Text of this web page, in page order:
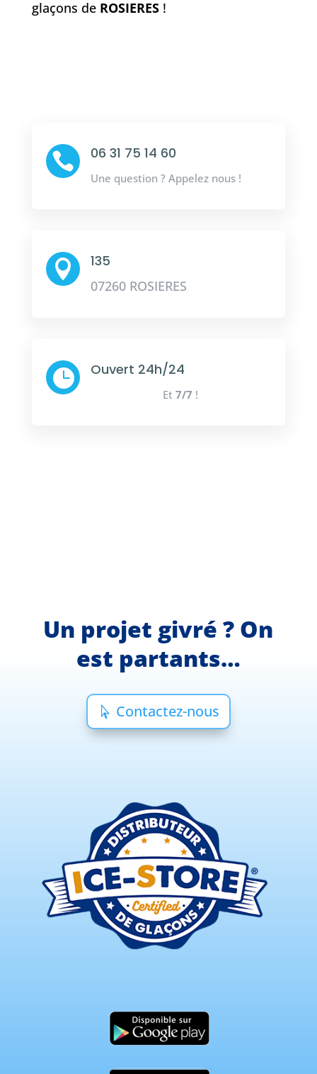
glaçons de ROSIERES!
 06 31 75 14 60
Une question ? Appelez nous !
 135
07260 ROSIERES
 Ouvert 24h/24
Et7/7 !
Un projet givré ? On
est partants…
Contactez-nous